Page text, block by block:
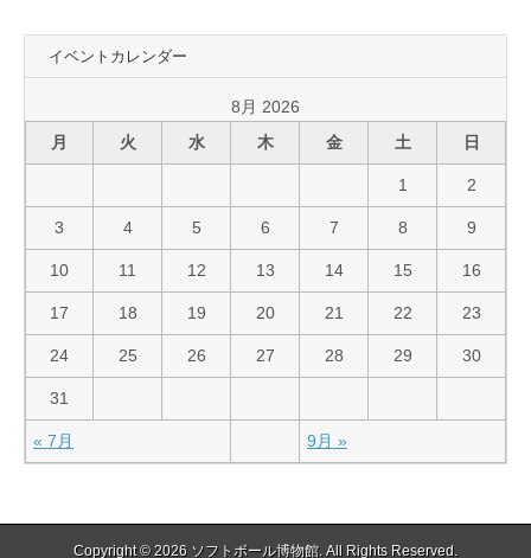
イベントカレンダー
8月 2026
月
火 水 木 金 土 日
1 2
3 4 5 6 7 8 9
10 11 12 13 14 15 16
17 18 19 20 21 22 23
24 25 26 27 28 29 30
31
« 7月 9月 »
Copyright © 2026 ソフトボール博物館. All Rights Reserved.